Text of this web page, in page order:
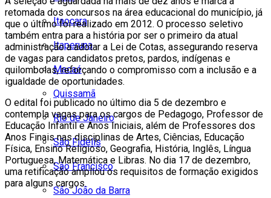
Itaocara
Itaperuna
Macaé
Quissamã
Rio de Janeiro
São Fidélis
São Francisco
São João da Barra
retomada dos concursos na área educacional do município, já
que o último foi realizado em 2012. O processo seletivo
também entra para a história por ser o primeiro da atual
administração a adotar a Lei de Cotas, assegurando reserva
de vagas para candidatos pretos, pardos, indígenas e
quilombolas, reforçando o compromisso com a inclusão e a
igualdade de oportunidades.
O edital foi publicado no último dia 5 de dezembro e
contempla vagas para os cargos de Pedagogo, Professor de
Educação Infantil e Anos Iniciais, além de Professores dos
Anos Finais nas disciplinas de Artes, Ciências, Educação
Física, Ensino Religioso, Geografia, História, Inglês, Língua
Portuguesa, Matemática e Libras. No dia 17 de dezembro,
uma retificação ampliou os requisitos de formação exigidos
para alguns cargos.